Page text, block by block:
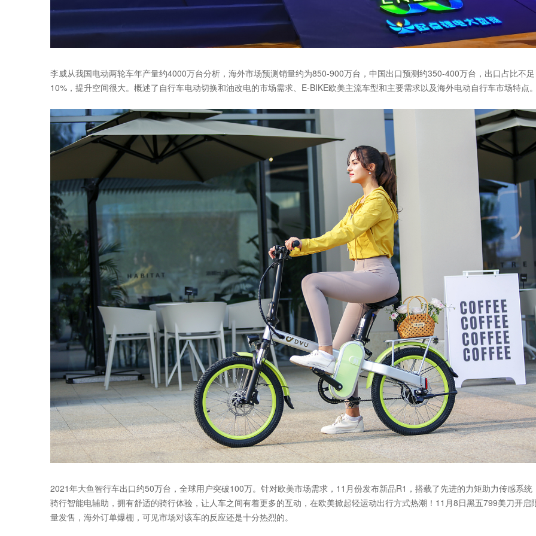
李威从我国电动两轮车年产量约4000万台分析，海外市场预测销量约为850-900万台，中国出口预测约350-400万台，出口占比不足
10%，提升空间很大。概述了自行车电动切换和油改电的市场需求、E-BIKE欧美主流车型和主要需求以及海外电动自行车市场特点
2021年大鱼智行车出口约50万台，全球用户突破100万。针对欧美市场需求，11月份发布新品R1，搭载了先进的力矩助力传感系统
骑行智能电辅助，拥有舒适的骑行体验，让人车之间有着更多的互动，在欧美掀起轻运动出行方式热潮！11月8日黑五799美刀开启
量发售，海外订单爆棚，可见市场对该车的反应还是十分热烈的。